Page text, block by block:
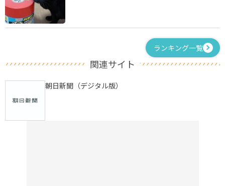
ランキング一覧
関連サイト
朝日新聞（デジタル版）